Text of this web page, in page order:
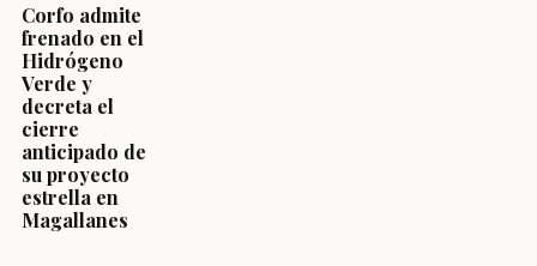
Corfo admite
frenado en el
Hidrógeno
Verde y
decreta el
cierre
anticipado de
su proyecto
estrella en
Magallanes